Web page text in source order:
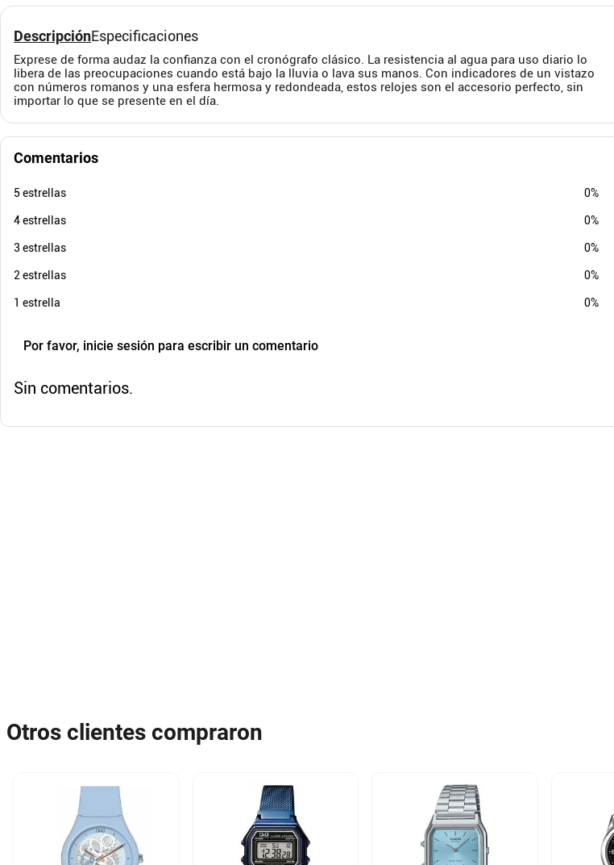
DescripciónEspecificaciones
Exprese de forma audaz la confianza con el cronógrafo clásico. La resistencia al agua para uso diario lo
libera de las preocupaciones cuando está bajo la lluvia o lava sus manos. Con indicadores de un vistazo
con números romanos y una esfera hermosa y redondeada, estos relojes son el accesorio perfecto, sin
importar lo que se presente en el día.
Comentarios
5 estrellas 0%
4 estrellas 0%
3 estrellas 0%
2 estrellas 0%
1 estrella 0%
Por favor, inicie sesión para escribir un comentario
Sin comentarios.
$ 359.900 - 7%
$ 389.900
$ 249.900 -13%
$ 289 .900
$ 99 .900 -23%
$ 129.900
Otros clientes compraron